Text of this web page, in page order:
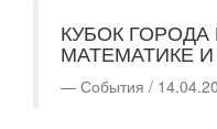
КУБОК
МАТЕМАТИКЕ
События /